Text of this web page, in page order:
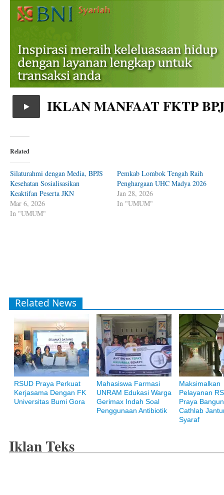
IKLAN MANFAAT FKTP
Related
Silaturahmi dengan Media, BPJS
Kesehatan Sosialisasikan
Keaktifan Peserta JKN
Mar 6, 2026
In "UMUM"
Pemkab Lombok Tengah Raih
Penghargaan UHC Madya 2026
Jan 28, 2026
In "UMUM"
Related News
RSUD Praya Perkuat
Kerjasama Dengan FK
Universitas Bumi Gora
Mahasiswa Farmasi
UNRAM Edukasi Warga
Gerimax Indah Soal
Penggunaan Antibiotik
Maksimalkan
Pelayanan
Praya
Cathlab
Syaraf
Iklan Teks
Bank Muamalat
Raih ketenangan dengan akses yang luas di Bank Muamalat